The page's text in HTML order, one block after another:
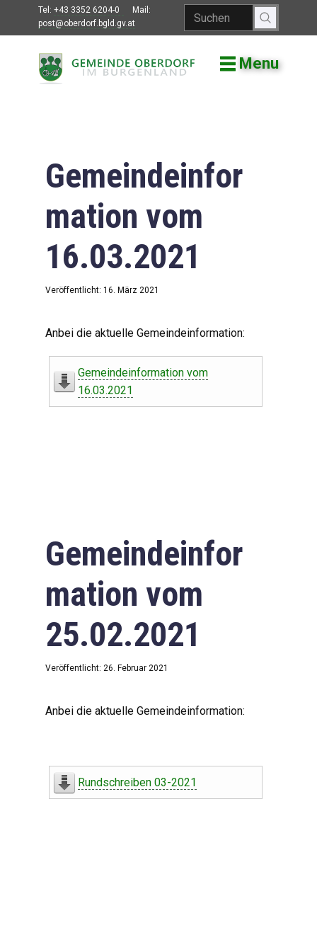
Tel: +43 3352 6204-0
Mail:
post@oberdorf.bgld.gv.at
Menu
Willkommen
Gemeindeamt
Gemeinderat
Bildung
Vereine
Leben in Oberdorf
Downloads
Impressum
Datenschutzerklärung
Gemeindeinfor
mation vom
16.03.2021
Veröffentlicht: 16. März 2021
Anbei die aktuelle Gemeindeinformation:
Gemeindeinformation vom
16.03.2021
Gemeindeinfor
mation vom
25.02.2021
Veröffentlicht: 26. Februar 2021
Anbei die aktuelle Gemeindeinformation:
Rundschreiben 03-2021